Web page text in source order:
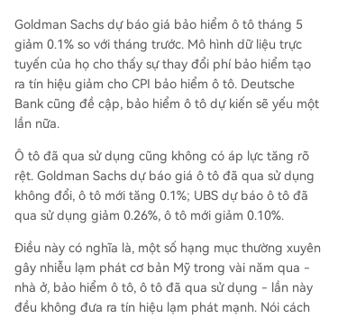
Goldman Sachs dự báo giá bảo hiểm ô tô tháng 5
giảm 0.1% so với tháng trước. Mô hình dữ liệu trực
tuyến của họ cho thấy sự thay đổi phí bảo hiểm tạo
ra tín hiệu giảm cho CPI bảo hiểm ô tô. Deutsche
Bank cũng đề cập, bảo hiểm ô tô dự kiến sẽ yếu một
lần nữa.
Ô tô đã qua sử dụng cũng không có áp lực tăng rõ
rệt. Goldman Sachs dự báo giá ô tô đã qua sử dụng
không đổi, ô tô mới tăng 0.1%; UBS dự báo ô tô đã
qua sử dụng giảm 0.26%, ô tô mới giảm 0.10%.
Điều này có nghĩa là, một số hạng mục thường xuyên
gây nhiễu lạm phát cơ bản Mỹ trong vài năm qua -
nhà ở, bảo hiểm ô tô, ô tô đã qua sử dụng - lần này
đều không đưa ra tín hiệu lạm phát mạnh. Nói cách